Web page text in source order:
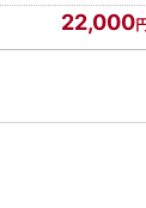
22,000